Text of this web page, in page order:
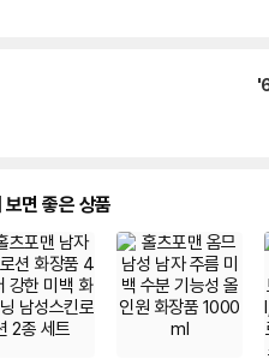
보면 좋은 상품